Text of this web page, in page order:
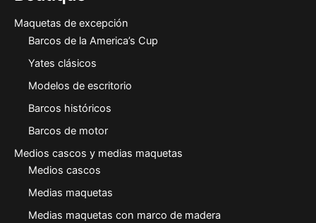
Maquetas de excepción
Barcos de la America’s Cup
Yates clásicos
Modelos de escritorio
Barcos históricos
Barcos de motor
Medios cascos y medias maquetas
Medios cascos
Medias maquetas
Medias maquetas con marco de madera